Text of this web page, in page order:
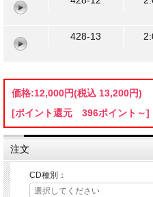
428-13
価格:12,000円(税込 13,200円)
[ポイント還元 396ポイント～]
注文
CD種別：